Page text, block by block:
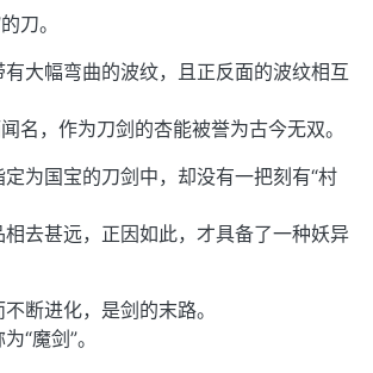
刀。
大幅弯曲的波纹，且正反面的波纹相互
名，作为刀剑的杏能被誉为古今无双。
为国宝的刀剑中，却没有一把刻有“村
去甚远，正因如此，才具备了一种妖异
断进化，是剑的末路。
“魔剑”。